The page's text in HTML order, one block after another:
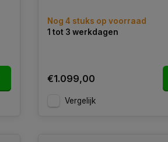
Nog 4 stuks op voorraad
1 tot 3 werkdagen
€1.099,00
Vergelijk